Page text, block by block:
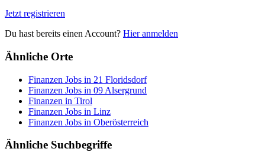
Jetzt registrieren
Du hast bereits einen Account? Hier anmelden
Ähnliche Orte
Finanzen Jobs in 21 Floridsdorf
Finanzen Jobs in 09 Alsergrund
Finanzen in Tirol
Finanzen Jobs in Linz
Finanzen Jobs in Oberösterreich
Ähnliche Suchbegriffe